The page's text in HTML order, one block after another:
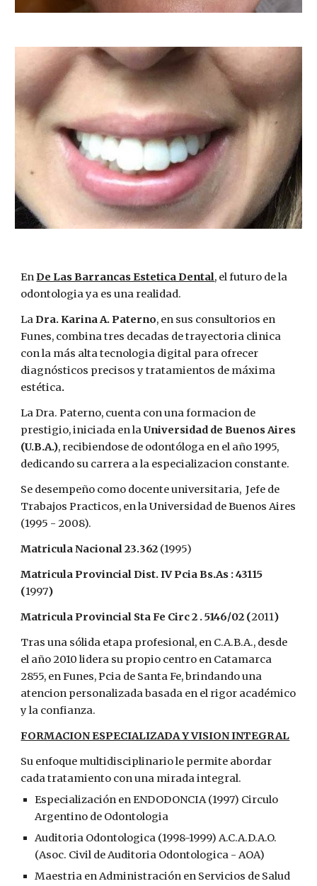
EnDe Las Barrancas Estetica Dental, el futuro de la
odontologia ya es una realidad.
LaDra. Karina A. Paterno, en sus consultorios en
Funes, combina tres decadas de trayectoria clinica
con la más alta tecnologia digital para ofrecer
diagnósticos precisos y tratamientos de máxima
estética.
La Dra. Paterno, cuenta con una formacion de
prestigio, iniciada en laUniversidad de Buenos Aires
(U.B.A.), recibiendose de odontóloga en el año 1995,
dedicando su carrera a la especializacion constante.
Se desempeño como docente universitaria, Jefe de
Trabajos Practicos, en la Universidad de Buenos Aires
(1995 - 2008).
Matricula Nacional 23.362 (1995)
Matricula Provincial Dist. IV Pcia Bs.As : 43115
(1997)
Matricula Provincial Sta Fe Circ 2 . 5146/02 (2011)
Tras una sólida etapa profesional, en C.A.B.A., desde
el año 2010 lidera su propio centro en Catamarca
2855, en Funes, Pcia de Santa Fe, brindando una
atencion personalizada basada en el rigor académico
y la confianza.
FORMACION ESPECIALIZADA Y VISION INTEGRAL
Su enfoque multidisciplinario le permite abordar
cada tratamiento con una mirada integral.
Especialización en ENDODONCIA (1997) Circulo
Argentino de Odontologia
Auditoria Odontologica (1998-1999) A.C.A.D.A.O.
(Asoc. Civil de Auditoria Odontologica - AOA)
Maestria en Administración en Servicios de Salud